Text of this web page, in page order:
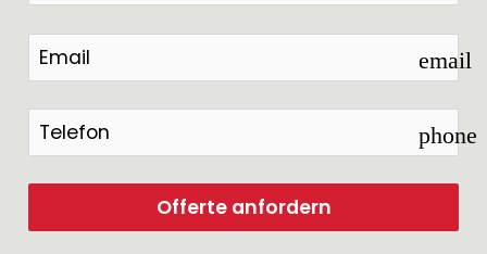
email
phone
Offerte anfordern